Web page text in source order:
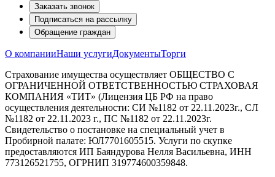
Заказать звонок
Подписаться на рассылку
Обращение граждан
О компанииНаши услугиДокументыТорги
Страхование имущества осуществляет ОБЩЕСТВО С
ОГРАНИЧЕННОЙ ОТВЕТСТВЕННОСТЬЮ СТРАХОВАЯ
КОМПАНИЯ «ТИТ» (Лицензия ЦБ РФ на право
осуществления деятельности: СИ №1182 от 22.11.2023г., СЛ
№1182 от 22.11.2023 г., ПС №1182 от 22.11.2023г.
Свидетельство о постановке на специальный учет в
Пробирной палате: ЮЛ7701605515. Услуги по скупке
предоставляются ИП Баяндурова Нелля Васильевна, ИНН
773126521755, ОГРНИП 319774600359848.